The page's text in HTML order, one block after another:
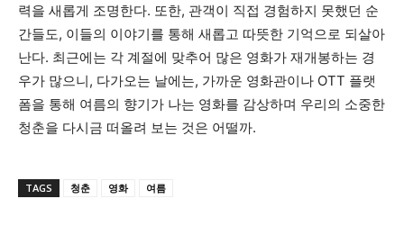
력을 새롭게 조명한다. 또한, 관객이 직접 경험하지 못했던 순
간들도, 이들의 이야기를 통해 새롭고 따뜻한 기억으로 되살아
난다. 최근에는 각 계절에 맞추어 많은 영화가 재개봉하는 경
우가 많으니, 다가오는 날에는, 가까운 영화관이나 OTT 플랫
폼을 통해 여름의 향기가 나는 영화를 감상하며 우리의 소중한
청춘을 다시금 떠올려 보는 것은 어떨까.
TAGS 청춘 영화 여름